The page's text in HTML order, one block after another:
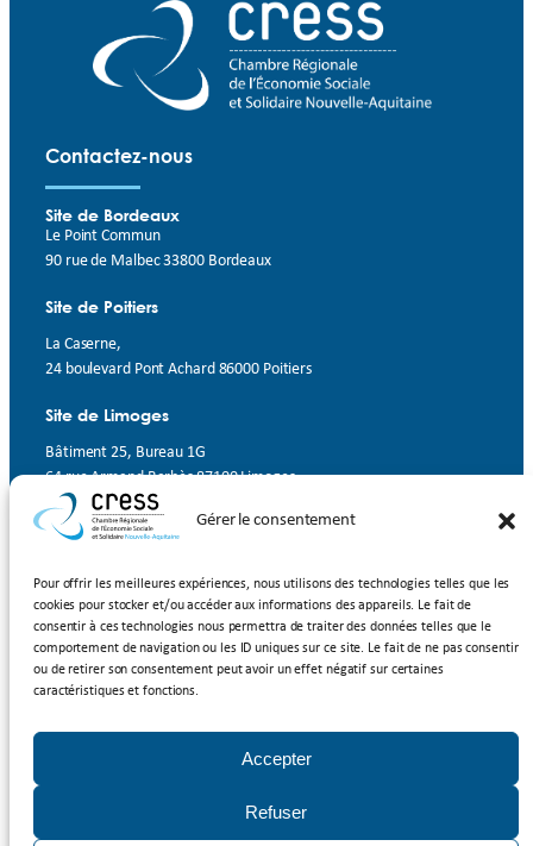
Gérer le consentement
Pour offrir les meilleures expériences, nous utilisons des technologies telles que les
cookies pour stocker et/ou accéder aux informations des appareils. Le fait de
consentir à ces technologies nous permettra de traiter des données telles que le
comportement de navigation ou les ID uniques sur ce site. Le fait de ne pas consentir
ou de retirer son consentement peut avoir un effet négatif sur certaines
caractéristiques et fonctions.
Accepter
Refuser
Contactez-nous
Site de Bordeaux
Le Point Commun
90 rue de Malbec 33800 Bordeaux
Site de Poitiers
La Caserne,
24 boulevard Pont Achard 86000 Poitiers
Site de Limoges
Bâtiment 25, Bureau 1G
64 rue Armand Barbès 87100 Limoges
Contact
LinkedIn Facebook YouTube
Inscrivez-vous à notre newsletter
Adhérer à la CRESS Nouvelle-Aquitaine